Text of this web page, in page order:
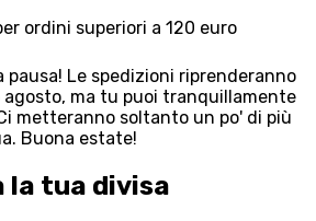
ordini superiori a 120 euro
pausa! Le spedizioni riprenderanno
ma tu puoi tranquillamente
metteranno soltanto un po' di più
Buona estate!
la tua divisa